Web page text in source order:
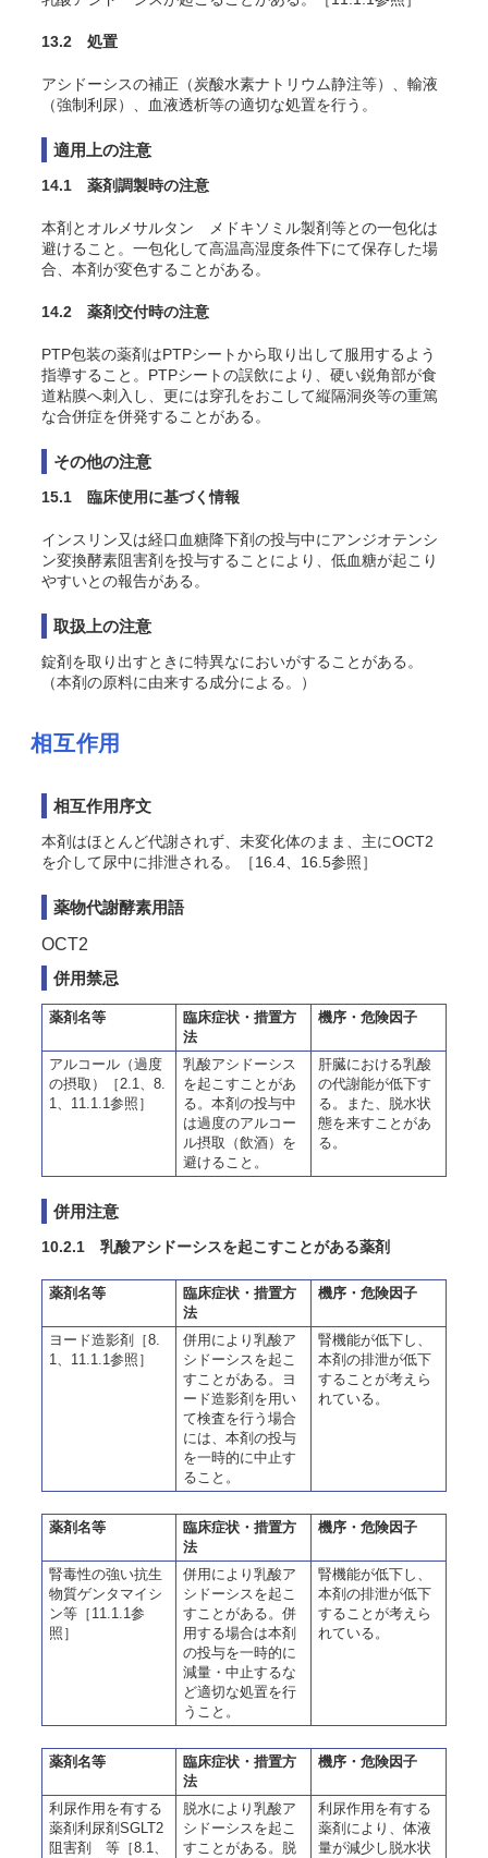
13.2 処置
アシドーシスの補正（炭酸水素ナトリウム静注等）、輸液
（強制利尿）、血液透析等の適切な処置を行う。
適用上の注意
14.1 薬剤調製時の注意
本剤とオルメサルタン メドキソミル製剤等との一包化は
避けること。一包化して高温高湿度条件下にて保存した場
合、本剤が変色することがある。
14.2 薬剤交付時の注意
PTP包装の薬剤はPTPシートから取り出して服用するよう
指導すること。PTPシートの誤飲により、硬い鋭角部が食
道粘膜へ刺入し、更には穿孔をおこして縦隔洞炎等の重篤
な合併症を併発することがある。
その他の注意
15.1 臨床使用に基づく情報
インスリン又は経口血糖降下剤の投与中にアンジオテンシ
ン変換酵素阻害剤を投与することにより、低血糖が起こり
やすいとの報告がある。
取扱上の注意
錠剤を取り出すときに特異なにおいがすることがある。
（本剤の原料に由来する成分による。）
相互作用
相互作用序文
本剤はほとんど代謝されず、未変化体のまま、主にOCT2
を介して尿中に排泄される。［16.4、16.5参照］
薬物代謝酵素用語
OCT2
併用禁忌
薬剤名等
臨床症状・措置方
法
機序・危険因子
アルコール（過度
の摂取）［2.1、8.
1、11.1.1参照］
乳酸アシドーシス
を起こすことがあ
る。本剤の投与中
は過度のアルコー
ル摂取（飲酒）を
避けること。
肝臓における乳酸
の代謝能が低下す
る。また、脱水状
態を来すことがあ
る。
併用注意
10.2.1 乳酸アシドーシスを起こすことがある薬剤
薬剤名等
臨床症状・措置方
法
機序・危険因子
ヨード造影剤［8.
1、11.1.1参照］
併用により乳酸ア
シドーシスを起こ
すことがある。ヨ
ード造影剤を用い
て検査を行う場合
には、本剤の投与
を一時的に中止す
ること。
腎機能が低下し、
本剤の排泄が低下
することが考えら
れている。
薬剤名等
臨床症状・措置方
法
機序・危険因子
腎毒性の強い抗生
物質ゲンタマイシ
ン等［11.1.1参
照］
併用により乳酸ア
シドーシスを起こ
すことがある。併
用する場合は本剤
の投与を一時的に
減量・中止するな
ど適切な処置を行
うこと。
腎機能が低下し、
本剤の排泄が低下
することが考えら
れている。
薬剤名等
臨床症状・措置方
法
機序・危険因子
利尿作用を有する
薬剤利尿剤SGLT2
阻害剤 等［8.1、
脱水により乳酸ア
シドーシスを起こ
すことがある。脱
利尿作用を有する
薬剤により、体液
量が減少し脱水状